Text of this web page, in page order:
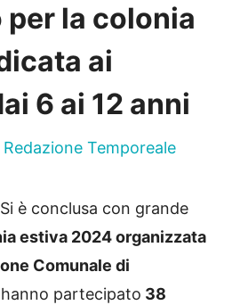
la colonia
ai
6 ai 12 anni
Redazione Temporeale
è conclusa con grande
estiva 2024 organizzata
Comunale di
partecipato 38